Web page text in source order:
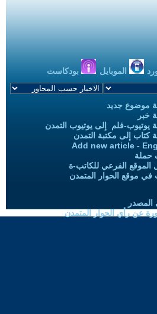
الموبايل بودكاست
موضوع جديد
خبر
يوتيوب-فلم إلى يوتيوب التمدن
كتاب إلى مكتبة التمدن
Add new article -
حملة
الموقع الفرعي للكاتب-ة
في موقع الحوار المتمدن
المصدر
عن رأي الحوار المتمدن